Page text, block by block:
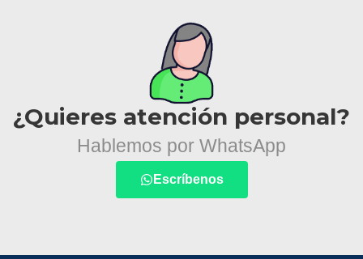
¿Quieres atención personal?
Hablemos por WhatsApp
Escríbenos